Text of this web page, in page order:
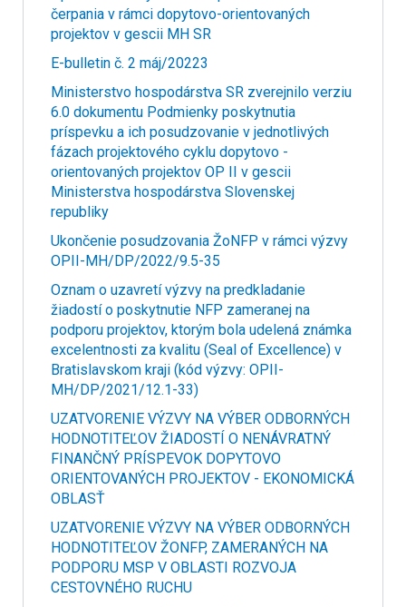
čerpania v rámci dopytovo-orientovaných
projektov v gescii MH SR
E-bulletin č. 2 máj/20223
Ministerstvo hospodárstva SR zverejnilo verziu
6.0 dokumentu Podmienky poskytnutia
príspevku a ich posudzovanie v jednotlivých
fázach projektového cyklu dopytovo -
orientovaných projektov OP II v gescii
Ministerstva hospodárstva Slovenskej
republiky
Ukončenie posudzovania ŽoNFP v rámci výzvy
OPII-MH/DP/2022/9.5-35
Oznam o uzavretí výzvy na predkladanie
žiadostí o poskytnutie NFP zameranej na
podporu projektov, ktorým bola udelená známka
excelentnosti za kvalitu (Seal of Excellence) v
Bratislavskom kraji (kód výzvy: OPII-
MH/DP/2021/12.1-33)
UZATVORENIE VÝZVY NA VÝBER ODBORNÝCH
HODNOTITEĽOV ŽIADOSTÍ O NENÁVRATNÝ
FINANČNÝ PRÍSPEVOK DOPYTOVO
ORIENTOVANÝCH PROJEKTOV - EKONOMICKÁ
OBLASŤ
UZATVORENIE VÝZVY NA VÝBER ODBORNÝCH
HODNOTITEĽOV ŽONFP, ZAMERANÝCH NA
PODPORU MSP V OBLASTI ROZVOJA
CESTOVNÉHO RUCHU